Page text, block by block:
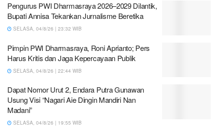
Pengurus PWI Dharmasraya 2026–2029 Dilantik,
Bupati Annisa Tekankan Jurnalisme Beretika
SELASA, 04/8/26 | 23:32 WIB
Pimpin PWI Dharmasraya, Roni Aprianto; Pers
Harus Kritis dan Jaga Kepercayaan Publik
SELASA, 04/8/26 | 22:44 WIB
Dapat Nomor Urut 2, Endara Putra Gunawan
Usung Visi “Nagari Aie Dingin Mandiri Nan
Madani”
SELASA, 04/8/26 | 19:55 WIB